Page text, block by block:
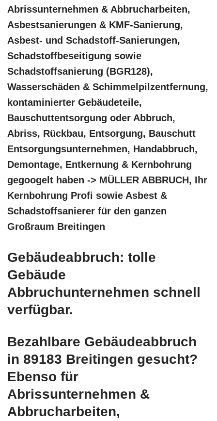
Abrissunternehmen & Abbrucharbeiten,
Asbestsanierungen & KMF-Sanierung,
Asbest- und Schadstoff-Sanierungen,
Schadstoffbeseitigung sowie
Schadstoffsanierung (BGR128),
Wasserschäden & Schimmelpilzentfernung,
kontaminierter Gebäudeteile,
Bauschuttentsorgung oder Abbruch,
Abriss, Rückbau, Entsorgung, Bauschutt
Entsorgungsunternehmen, Handabbruch,
Demontage, Entkernung & Kernbohrung
gegoogelt haben -> MÜLLER ABBRUCH, Ihr
Kernbohrung Profi sowie Asbest &
Schadstoffsanierer für den ganzen
Großraum Breitingen
Gebäudeabbruch: tolle
Gebäude
Abbruchunternehmen schnell
verfügbar.
Bezahlbare Gebäudeabbruch
in 89183 Breitingen gesucht?
Ebenso für
Abrissunternehmen &
Abbrucharbeiten,